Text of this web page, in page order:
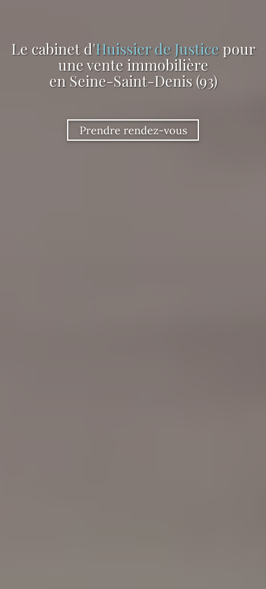
Le cabinet d'Huissier de Justicepour
une vente immobilière
en Seine-Saint-Denis (93)
Prendre rendez-vous